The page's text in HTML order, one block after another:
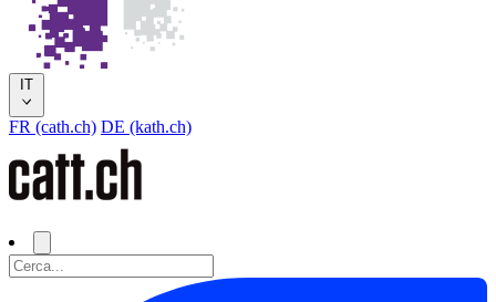
IT
FR (cath.ch) DE (kath.ch)